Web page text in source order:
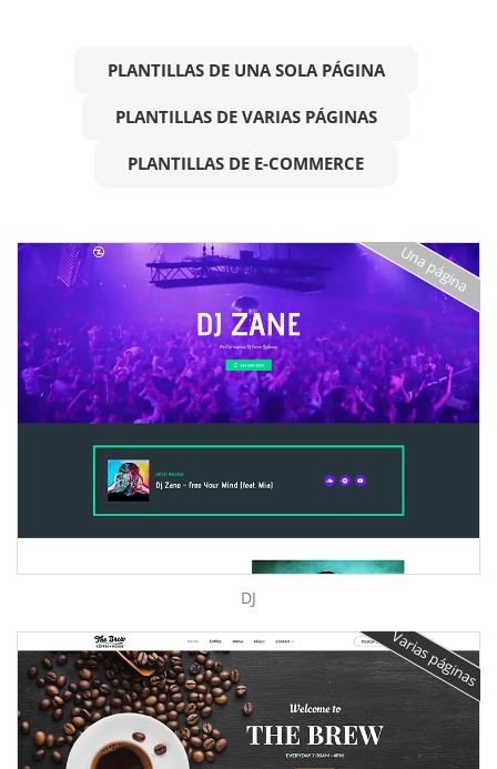
PLANTILLAS DE UNA SOLA PÁGINA
PLANTILLAS DE VARIAS PÁGINAS
PLANTILLAS DE E-COMMERCE
Una página
DJ
Varias páginas